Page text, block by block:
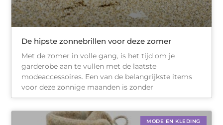
De hipste zonnebrillen voor deze zomer
Met de zomer in volle gang, is het tijd om je
garderobe aan te vullen met de laatste
modeaccessoires. Een van de belangrijkste items
voor deze zonnige maanden is zonder
MODE EN KLEDING